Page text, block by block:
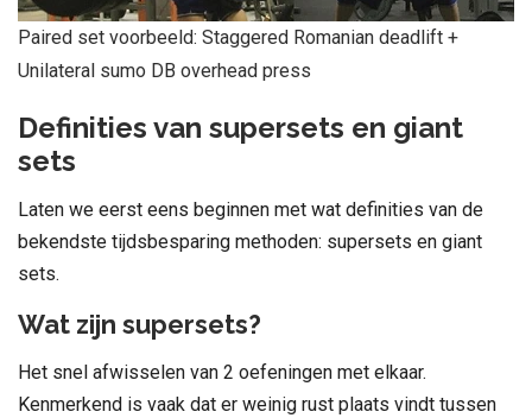
Paired set voorbeeld: Staggered Romanian deadlift +
Unilateral sumo DB overhead press
Definities van supersets en giant
sets
Laten we eerst eens beginnen met wat definities van de
bekendste tijdsbesparing methoden: supersets en giant
sets.
Wat zijn supersets?
Het snel afwisselen van 2 oefeningen met elkaar.
Kenmerkend is vaak dat er weinig rust plaats vindt tussen